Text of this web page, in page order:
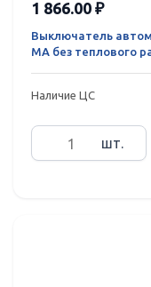
1 866.00 ₽
Выключатель
MA без теплового
Наличие ЦС
шт.